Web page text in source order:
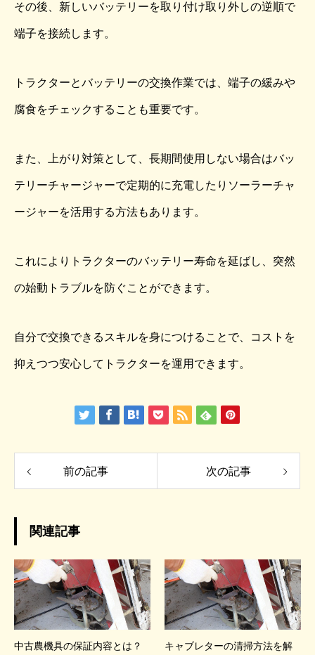
その後、新しいバッテリーを取り付け取り外しの逆順で
端子を接続します。
トラクターとバッテリーの交換作業では、端子の緩みや
腐食をチェックすることも重要です。
また、上がり対策として、長期間使用しない場合はバッ
テリーチャージャーで定期的に充電したりソーラーチャ
ージャーを活用する方法もあります。
これによりトラクターのバッテリー寿命を延ばし、突然
の始動トラブルを防ぐことができます。
自分で交換できるスキルを身につけることで、コストを
抑えつつ安心してトラクターを運用できます。
前の記事 次の記事
関連記事
中古農機具の保証内容とは？
キャブレターの清掃方法を解